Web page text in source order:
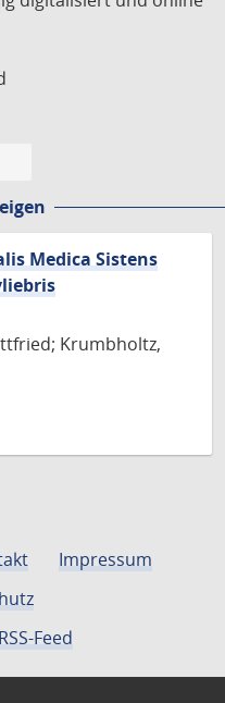
Medica Sistens
Krumbholtz,
Impressum
RSS-Feed